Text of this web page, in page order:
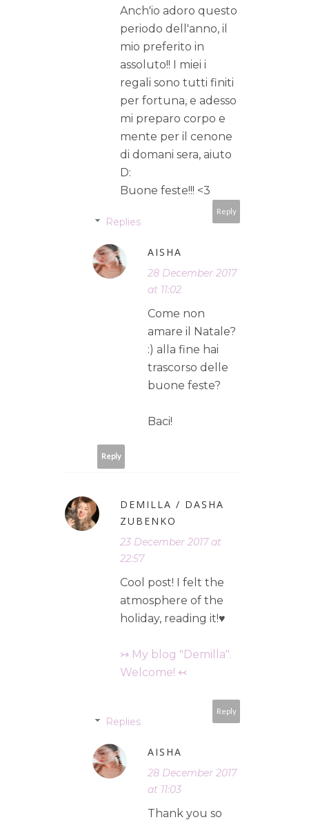
Anch'io adoro questo
periodo dell'anno, il
mio preferito in
assoluto!! I miei i
regali sono tutti finiti
per fortuna, e adesso
mi preparo corpo e
mente per il cenone
di domani sera, aiuto
D:
Buone feste!!! <3
Reply
Replies
AISHA
28 December 2017
at 11:02
Come non
amare il Natale?
:) alla fine hai
trascorso delle
buone feste?
Baci!
Reply
DEMILLA / DASHA
ZUBENKO
23 December 2017 at
22:57
Cool post! I felt the
atmosphere of the
holiday, reading it!♥
↣ My blog "Demilla".
Welcome! ↢
Reply
Replies
AISHA
28 December 2017
at 11:03
Thank you so